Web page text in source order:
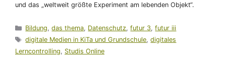
und das „weltweit größte Experiment am lebenden Objekt“.
Kategorien
Bildung,das thema, Datenschutz,futur 3,futur iii
Schlagwörter
digitale Medien in KiTa und Grundschule,digitales
Lerncontrolling, Studis Online